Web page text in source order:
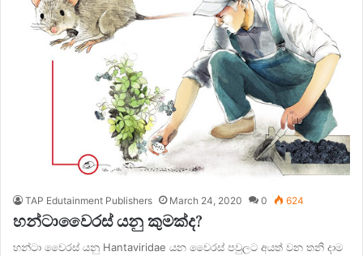
TAP Edutainment Publishers March 24, 2020 0 624
හන්ටාවෛරස් යනු කුමක්ද?
හන්ටා වෛරස් යනු Hantaviridae යන වෛරස් පවුලට අයත් වන තනි දාම